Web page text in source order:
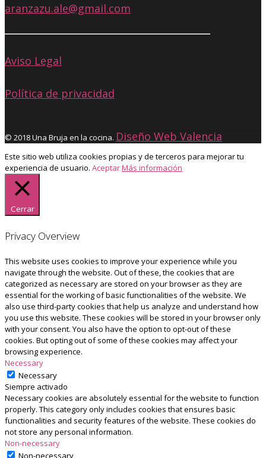
aranzazu.ale@gmail.com
Aviso Legal
Política de privacidad
© 2018 Una Bruja en la cocina. Diseño Web Valencia
Este sitio web utiliza cookies propias y de terceros para mejorar tu
experiencia de usuario. AceptarMás información
Cerrar
Privacy Overview
This website uses cookies to improve your experience while you
navigate through the website. Out of these, the cookies that are
categorized as necessary are stored on your browser as they are
essential for the working of basic functionalities of the website. We
also use third-party cookies that help us analyze and understand how
you use this website. These cookies will be stored in your browser only
with your consent. You also have the option to opt-out of these
cookies. But opting out of some of these cookies may affect your
browsing experience.
Necessary
Necessary
Siempre activado
Necessary cookies are absolutely essential for the website to function
properly. This category only includes cookies that ensures basic
functionalities and security features of the website. These cookies do
not store any personal information.
Non-necessary
Non-necessary